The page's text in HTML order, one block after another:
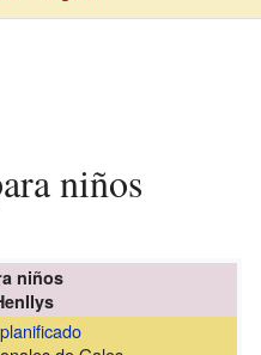
niños
niños